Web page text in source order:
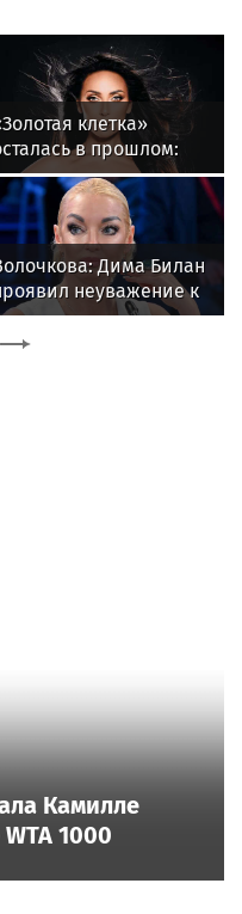
клетка»
в прошлом:
Алсу изменила
после развода
Дима Билан
неуважение к
на своем
концерте в Москве
Камилле
1000